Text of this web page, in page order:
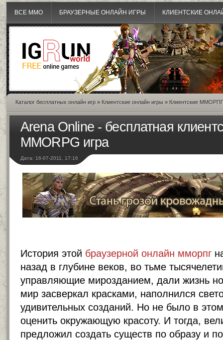
ВСЕ MMO БРАУЗЕРНЫЕ ОНЛАЙН ИГРЫ КЛИЕНТСКИЕ
Каталог бесплатных онлайн игр » Клиентские онлайн игры » Клиентские ММОРПГ
Arena Online - бесплатная
MMORPG игра
Дата: 16-07-2011, 17:16
История этой браузерной онлайн мморпг
назад в глубине веков, во тьме
управляющие мирозданием, дали жизнь
мир засверкал красками, наполнился
удивительных созданий. Но не было в
оценить окружающую красоту. И тогда,
предложил создать существ по образу и